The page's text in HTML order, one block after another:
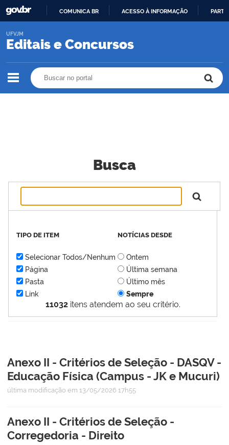
O
COMUNICA BR ACESSO À INFORMAÇÃO
Editais e Concursos
UFVJM
Busca
11032itens atendem ao seu critério.
TIPO DE ITEM
Selecionar Todos/Nenhum
Página
Pasta
Link
NOTÍCIAS DESDE
Ontem
Última semana
Último mês
Sempre
Anexo II - Critérios de Seleção - DASQV -
Educação Física (Campus - JK e Mucuri)
última modificação em 13/05/2026 17h55
Anexo II - Critérios de Seleção -
Corregedoria - Direito